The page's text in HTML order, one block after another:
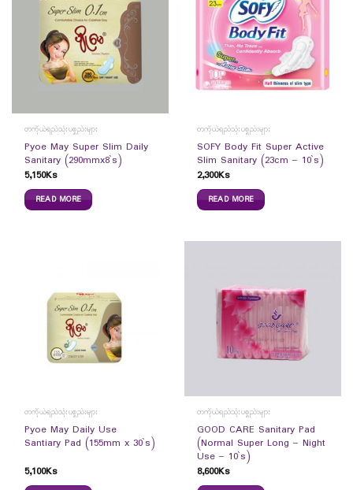
တကိုယ်ရည်သုံးပစ္စည်းများ
Pyoe May Super Slim Daily
Sanitary (290mmx8`s)
5,150Ks
READ MORE
တကိုယ်ရည်သုံးပစ္စည်းများ
SOFY Body Fit Super Active
Slim Sanitary (23cm – 10`s)
2,300Ks
READ MORE
တကိုယ်ရည်သုံးပစ္စည်းများ
Pyoe May Daily Use
Santiary Pad (155mm x 30`s)
5,100Ks
တကိုယ်ရည်သုံးပစ္စည်းများ
GOOD CARE Sanitary Pad
(Normal Super Long – Night
Use – 10`s)
8,600Ks